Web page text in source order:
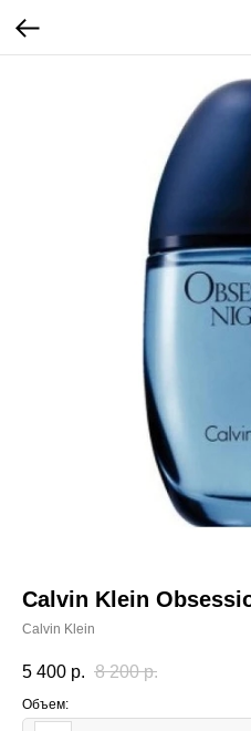
Calvin Klein
Calvin Klein
5 400 р. 8 200 р.
Объем: